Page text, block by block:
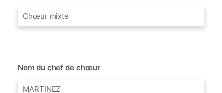
Chœur mixte
Nom du chef de chœur
MARTINEZ